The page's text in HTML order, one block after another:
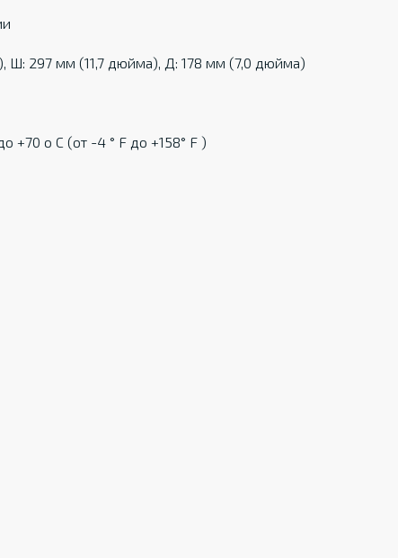
Ш: 297 мм (11,7 дюйма), Д: 178 мм (7,0 дюйма)
+70 о С (от -4 ° F до +158° F )